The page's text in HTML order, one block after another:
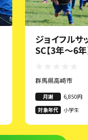
ジョイフルサ
SC【3年～6年
群馬県高崎市
月謝
6,850円
対象年代
小学生